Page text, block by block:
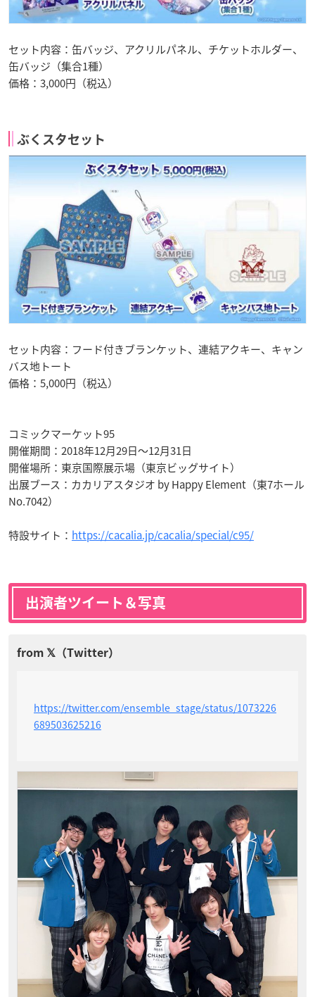
セット内容：缶バッジ、アクリルパネル、チケットホルダー、
缶バッジ（集合1種）
価格：3,000円（税込）
ぶくスタセット
セット内容：フード付きブランケット、連結アクキー、キャン
バス地トート
価格：5,000円（税込）
コミックマーケット95
開催期間：2018年12月29日〜12月31日
開催場所：東京国際展示場（東京ビッグサイト）
出展ブース：カカリアスタジオ by Happy Element（東7ホール
No.7042）
特設サイト： https://cacalia.jp/cacalia/special/c95/
出演者ツイート＆写真
https://twitter.com/ensemble_stage/status/1073226
689503625216